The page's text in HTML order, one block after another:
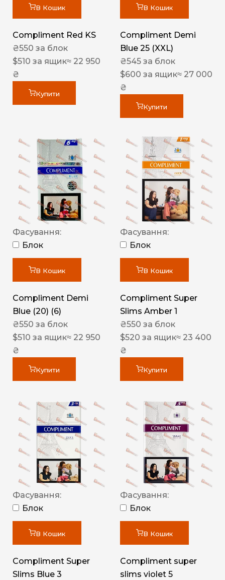
В Кошик
Compliment Red KS
₴550 за блок
$510 за ящик≈ 22 950
₴
Купити
В Кошик
Compliment Demi
Blue 25 (XXL)
₴545 за блок
$600 за ящик≈ 27 000
₴
Купити
Фасування:
Блок
В Кошик
Compliment Demi
Blue (20) (6)
₴550 за блок
$510 за ящик≈ 22 950
₴
Купити
Фасування:
Блок
В Кошик
Compliment Super
Slims Amber 1
₴550 за блок
$520 за ящик≈ 23 400
₴
Купити
Фасування:
Блок
В Кошик
Compliment Super
Slims Blue 3
Фасування:
Блок
В Кошик
Compliment super
slims violet 5